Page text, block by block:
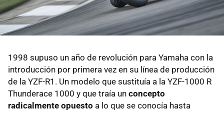
1998 supuso un año de revolución para Yamaha con la
introducción por primera vez en su línea de producción
de la YZF-R1. Un modelo que sustituía a la YZF-1000 R
Thunderace 1000 y que traía un concepto
radicalmente opuesto a lo que se conocía hasta